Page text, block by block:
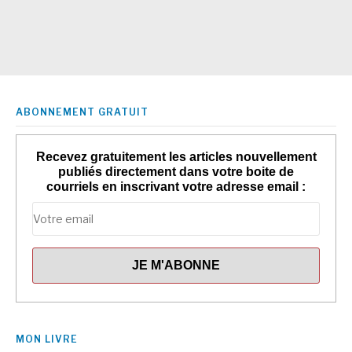
ABONNEMENT GRATUIT
Recevez gratuitement les articles nouvellement
publiés directement dans votre boite de
courriels en inscrivant votre adresse email :
MON LIVRE